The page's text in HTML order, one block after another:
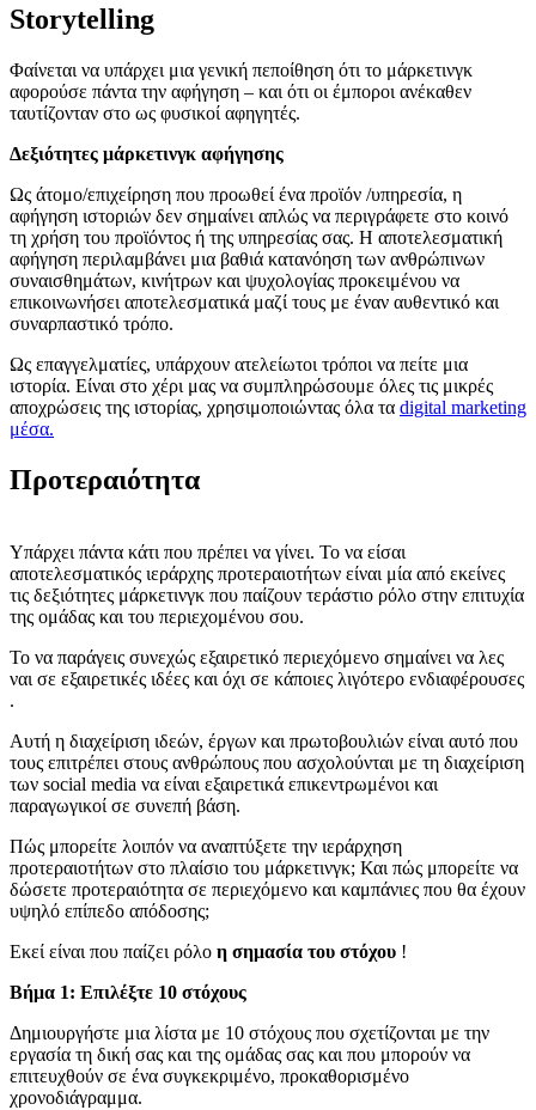
Storytelling
Φαίνεται να υπάρχει μια γενική πεποίθηση ότι το μάρκετινγκ
αφορούσε πάντα την αφήγηση – και ότι οι έμποροι ανέκαθεν
ταυτίζονταν στο ως φυσικοί αφηγητές.
Δεξιότητες μάρκετινγκ αφήγησης
Ως άτομο/επιχείρηση που προωθεί ένα προϊόν /υπηρεσία, η
αφήγηση ιστοριών δεν σημαίνει απλώς να περιγράφετε στο κοινό
τη χρήση του προϊόντος ή της υπηρεσίας σας. Η αποτελεσματική
αφήγηση περιλαμβάνει μια βαθιά κατανόηση των ανθρώπινων
συναισθημάτων, κινήτρων και ψυχολογίας προκειμένου να
επικοινωνήσει αποτελεσματικά μαζί τους με έναν αυθεντικό και
συναρπαστικό τρόπο.
Ως επαγγελματίες, υπάρχουν ατελείωτοι τρόποι να πείτε μια
ιστορία. Είναι στο χέρι μας να συμπληρώσουμε όλες τις μικρές
αποχρώσεις της ιστορίας, χρησιμοποιώντας όλα τα digital marketing
μέσα.
Προτεραιότητα
Υπάρχει πάντα κάτι που πρέπει να γίνει. Το να είσαι
αποτελεσματικός ιεράρχης προτεραιοτήτων είναι μία από εκείνες
τις δεξιότητες μάρκετινγκ που παίζουν τεράστιο ρόλο στην επιτυχία
της ομάδας και του περιεχομένου σου.
Το να παράγεις συνεχώς εξαιρετικό περιεχόμενο σημαίνει να λες
ναι σε εξαιρετικές ιδέες και όχι σε κάποιες λιγότερο ενδιαφέρουσες
.
Αυτή η διαχείριση ιδεών, έργων και πρωτοβουλιών είναι αυτό που
τους επιτρέπει στους ανθρώπους που ασχολούνται με τη διαχείριση
των social media να είναι εξαιρετικά επικεντρωμένοι και
παραγωγικοί σε συνεπή βάση.
Πώς μπορείτε λοιπόν να αναπτύξετε την ιεράρχηση
προτεραιοτήτων στο πλαίσιο του μάρκετινγκ; Και πώς μπορείτε να
δώσετε προτεραιότητα σε περιεχόμενο και καμπάνιες που θα έχουν
υψηλό επίπεδο απόδοσης;
Εκεί είναι που παίζει ρόλο η σημασία του στόχου !
Βήμα 1: Επιλέξτε 10 στόχους
Δημιουργήστε μια λίστα με 10 στόχους που σχετίζονται με την
εργασία τη δική σας και της ομάδας σας και που μπορούν να
επιτευχθούν σε ένα συγκεκριμένο, προκαθορισμένο
χρονοδιάγραμμα.